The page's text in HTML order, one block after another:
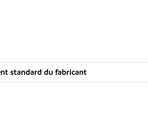
standard du fabricant